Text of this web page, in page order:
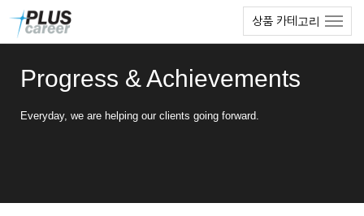
상품 카테고리
Progress & Achievements
Everyday, we are helping our clients going forward.